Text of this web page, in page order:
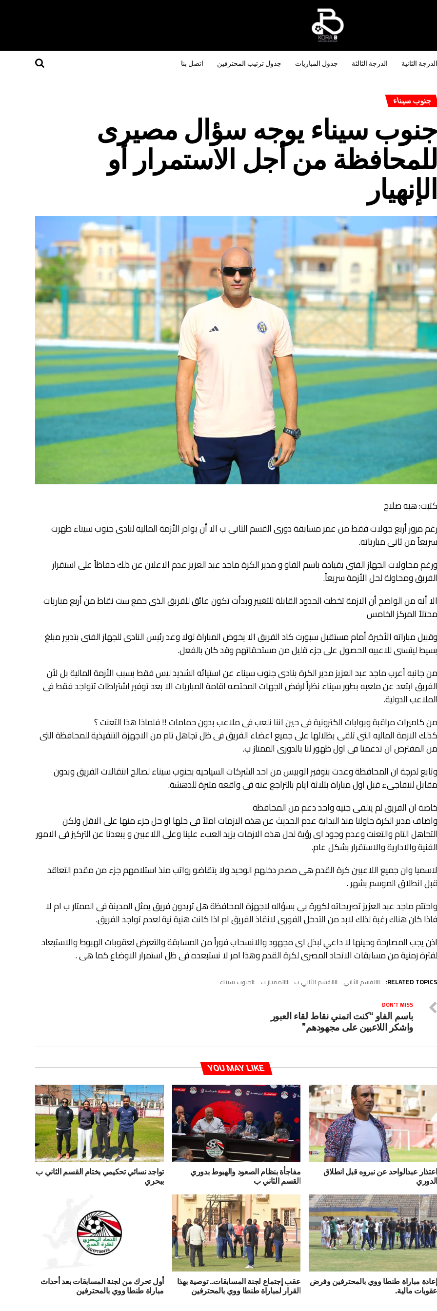
الدرجة الثانية الدرجة الثالثة جدول المباريات جدول ترتيب المحترفين اتصل بنا
جنوب سيناء
جنوب سيناء يوجه سؤال مصيرى
للمحافظة من أجل الاستمرار أو
الإنهيار
كتبت: هبه صلاح
رغم مرور أربع جولات فقط من عمر مسابقة دورى القسم الثانى ب الا أن بوادر الأزمة المالية لنادى جنوب سيناء ظهرت
سريعاً من ثانى مبارياته.
ورغم محاولات الجهاز الفنى بقيادة باسم الفاو و مدير الكرة ماجد عبد العزيز عدم الاعلان عن ذلك حفاظاً على استقرار
الفريق ومحاولة لحل الأزمة سريعاً.
الا أنه من الواضح أن الازمة تخطت الحدود القابلة للتغيير وبدأت تكون عائق للفريق الذى جمع ست نقاط من أربع مباريات
محتلاً المركز الخامس
وقبيل مباراته الأخيرة أمام مستقبل سبورت كاد الفريق الا يخوض المباراة لولا وعد رئيس النادى للجهاز الفنى بتدبير مبلغ
بسيط ليتسنى للاعبيه الحصول على جزء قليل من مستحقاتهم وقد كان بالفعل.
من جانبه أعرب ماجد عبد العزيز مدير الكرة بنادى جنوب سيناء عن استيائه الشديد ليس فقط بسبب الأزمة المالية بل لأن
الفريق ابتعد عن ملعبه بطور سيناء نظراً لرفض الجهات المختصه اقامة المباريات الا بعد توفير اشتراطات تتواجد فقط فى
الملاعب الدولية.
من كاميرات مراقبة وبوابات الكترونية فى حين اننا نلعب فى ملاعب بدون حمامات !! فلماذا هذا التعنت ؟
كذلك الازمة الماليه التى تلقى بظلالها على جميع اعضاء الفريق فى ظل تجاهل تام من الاجهزة التنفيذية للمحافظة التى
من المفترض ان تدعمنا فى اول ظهور لنا بالدورى الممتاز ب.
وتابع لدرجة ان المحافظة وعدت بتوفير اتوبيس من احد الشركات السياحيه بجنوب سيناء لصالح انتقالات الفريق وبدون
مقابل لنتفاجىء قبل اول مباراة بثلاثة ايام بالتراجع عنه فى واقعه مثيرة للدهشة.
خاصة ان الفريق لم يتلقى جنيه واحد دعم من المحافظة
واضاف مدير الكرة حاولنا منذ البداية عدم الحديث عن هذه الازمات املاً فى حلها او حل جزء منها على الاقل ولكن
التجاهل التام والتعنت وعدم وجود اى رؤية لحل هذه الازمات يزيد العبء علينا وعلى اللاعبين و يبعدنا عن التركيز فى الامور
الفنية والادارية والاستقرار بشكل عام.
لاسميا وان جميع اللاعبين كرة القدم هى مصدر دخلهم الوحيد ولا يتقاضو رواتب منذ استلامهم جزء من مقدم التعاقد
قبل انطلاق الموسم بشهر .
واختتم ماجد عبد العزيز تصريحاته لكورة بى بسؤاله لاجهزة المحافظة هل تريدون فريق يمثل المدينة فى الممتاز ب ام لا
فاذا كان هناك رغبة لذلك لابد من التدخل الفورى لانقاذ الفريق ام اذا كانت هنية نية لعدم تواجد الفريق.
اذن يجب المصارحة وحينها لا داعي لبذل اى مجهود والانسحاب فوراً من المسابقة والتعرض لعقوبات الهبوط والاستبعاد
لفترة زمنية من مسابقات الاتحاد المصرى لكرة القدم وهذا امر لا نستبعده فى ظل استمرار الاوضاع كما هى .
RELATED TOPICS: القسم الثاني القسم الثاني ب الممتاز ب جنوب سيناء
DON'T MISS
باسم الفاو “كنت اتمني نقاط لقاء العبور
واشكر اللاعبين على مجهودهم”
YOU MAY LIKE
اعتذار عبدالواحد عن نبروه قبل انطلاق
الدوري
مفاجأة بنظام الصعود والهبوط بدوري
القسم الثاني ب
تواجد نسائي تحكيمي بختام القسم الثاني ب
ببحري
إعادة مباراة طنطا ووي بالمحترفين وفرض
عقوبات مالية.
عقب إجتماع لجنة المسابقات.. توصية بهذا
القرار لمباراة طنطا ووي بالمحترفين
أول تحرك من لجنة المسابقات بعد أحداث
مباراة طنطا ووي بالمحترفين